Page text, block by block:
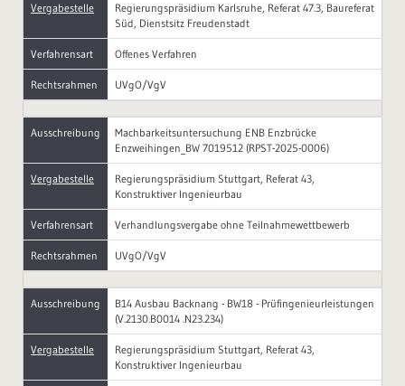
Vergabestelle
Regierungspräsidium Karlsruhe, Referat 47.3, Baureferat
Süd, Dienstsitz Freudenstadt
Verfahrensart Offenes Verfahren
Rechtsrahmen UVgO/VgV
Ausschreibung
Machbarkeitsuntersuchung ENB Enzbrücke
Enzweihingen_BW 7019512 (RPST-2025-0006)
Vergabestelle
Regierungspräsidium Stuttgart, Referat 43,
Konstruktiver Ingenieurbau
Verfahrensart Verhandlungsvergabe ohne Teilnahmewettbewerb
Rechtsrahmen UVgO/VgV
Ausschreibung
B14 Ausbau Backnang - BW18 - Prüfingenieurleistungen
(V.2130.B0014 .N23.234)
Vergabestelle
Regierungspräsidium Stuttgart, Referat 43,
Konstruktiver Ingenieurbau